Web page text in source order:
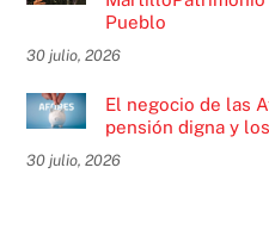
Pueblo
30 julio, 2026
El negocio de las
pensión digna y
30 julio, 2026